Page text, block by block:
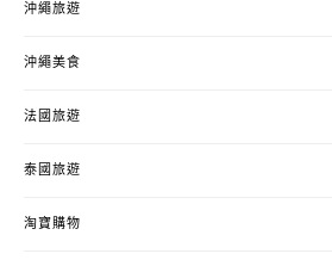
沖繩旅遊
沖繩美食
法國旅遊
泰國旅遊
淘寶購物